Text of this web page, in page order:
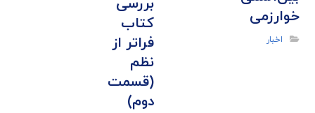
خوارزمی
اخبار
بررسی
کتاب
فراتر از
نظم
(قسمت
دوم)